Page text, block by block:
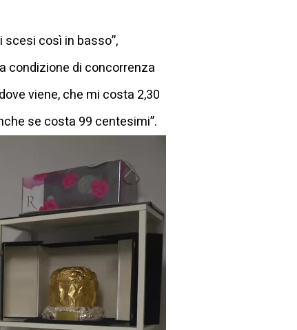
scesi così in basso”,
condizione di concorrenza
viene, che mi costa 2,30
se costa 99 centesimi”.